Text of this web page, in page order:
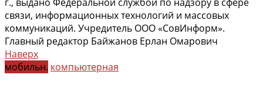
связи, информационных технологий и массовых
коммуникаций. Учредитель ООО «СовИнформ».
Главный редактор Байжанов Ерлан Омарович
Наверх
мобильн. компьютерная